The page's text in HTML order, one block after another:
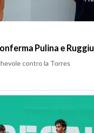
Pulina e Ruggiu
contro la Torres